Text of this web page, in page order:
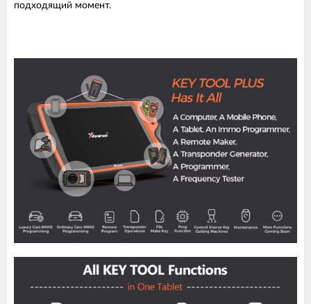
подходящий момент.